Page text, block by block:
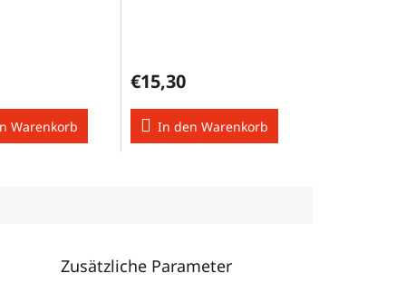
Warenkorb
€15,30
In den Warenkorb
Zusätzliche Parameter